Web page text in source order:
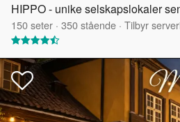
HIPPO - unike selskapslokaler
150seter · 350stående · Tilbyr